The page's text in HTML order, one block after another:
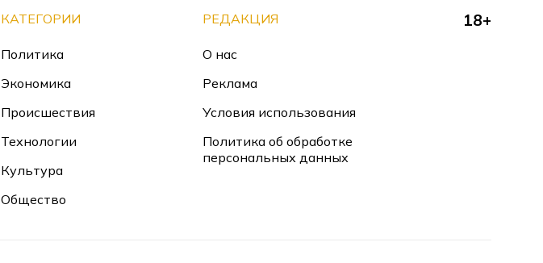
КАТЕГОРИИ
Политика
Экономика
Происшествия
Технологии
Культура
Общество
РЕДАКЦИЯ
О нас
Реклама
Условия использования
Политика об обработке
персональных данных
18+